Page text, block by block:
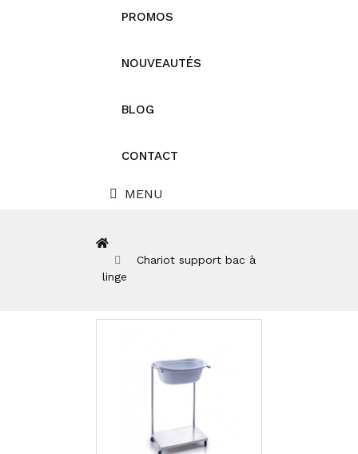
PROMOS
NOUVEAUTÉS
BLOG
CONTACT
MENU
Chariot support bac à
linge